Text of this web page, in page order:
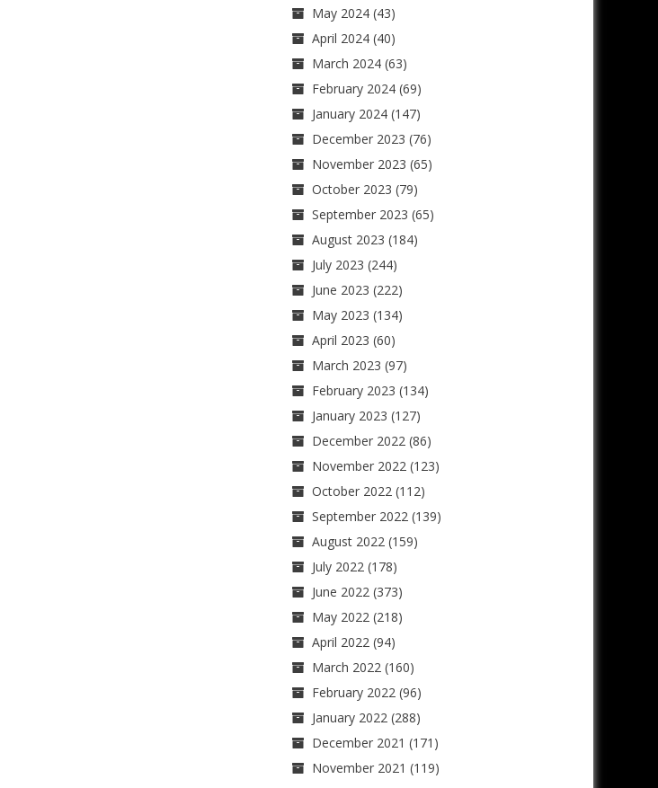
May 2024(43)
April 2024(40)
March 2024(63)
February 2024(69)
January 2024(147)
December 2023 (76)
November 2023 (65)
October 2023 (79)
September 2023 (65)
August 2023 (184)
July 2023 (244)
June 2023 (222)
May 2023 (134)
April 2023 (60)
March 2023 (97)
February 2023 (134)
January 2023 (127)
December 2022(86)
November 2022(123)
October 2022(112)
September 2022(139)
August 2022(159)
July 2022(178)
June 2022(373)
May 2022(218)
April 2022(94)
March 2022(160)
February 2022(96)
January 2022(288)
December 2021 (171)
November 2021 (119)